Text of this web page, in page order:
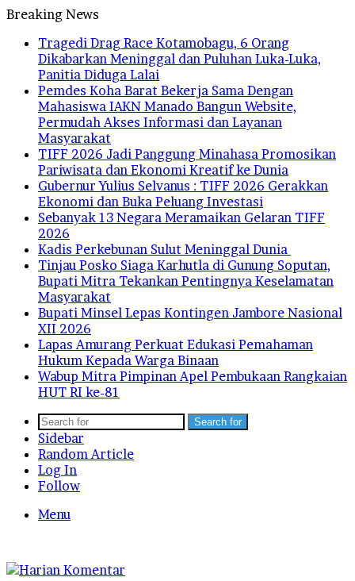
Breaking News
Tragedi Drag Race Kotamobagu, 6 Orang
Dikabarkan Meninggal dan Puluhan Luka-Luka,
Panitia Diduga Lalai
Pemdes Koha Barat Bekerja Sama Dengan
Mahasiswa IAKN Manado Bangun Website,
Permudah Akses Informasi dan Layanan
Masyarakat
TIFF 2026 Jadi Panggung Minahasa Promosikan
Pariwisata dan Ekonomi Kreatif ke Dunia
Gubernur Yulius Selvanus : TIFF 2026 Gerakkan
Ekonomi dan Buka Peluang Investasi
Sebanyak 13 Negara Meramaikan Gelaran TIFF
2026
Kadis Perkebunan Sulut Meninggal Dunia
Tinjau Posko Siaga Karhutla di Gunung Soputan,
Bupati Mitra Tekankan Pentingnya Keselamatan
Masyarakat
Bupati Minsel Lepas Kontingen Jambore Nasional
XII 2026
Lapas Amurang Perkuat Edukasi Pemahaman
Hukum Kepada Warga Binaan
Wabup Mitra Pimpinan Apel Pembukaan Rangkaian
HUT RI ke-81
Search for
Sidebar
Random Article
Log In
Follow
Menu